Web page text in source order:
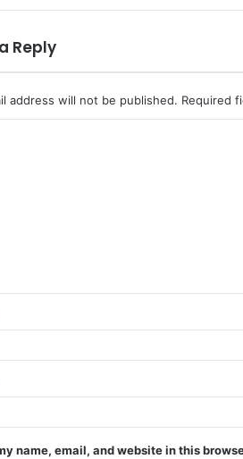
Reply
address will not be published. Required
name, email, and website in this